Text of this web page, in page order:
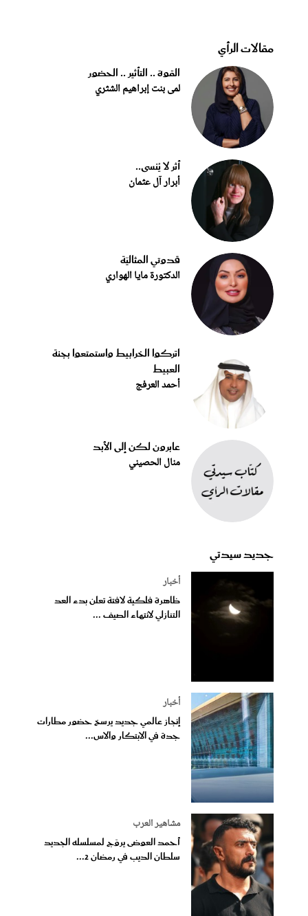
مقالات الرأي
القوة .. التأثير .. الحضور
لمى بنت إبراهيم الشثري
أثر لا يُنسى..
أبرار آل عثمان
قدوتي المثاليّة
الدكتورة مايا الهواري
اتركوا الخرابيط واستمتعوا بجنة
العبيط
أحمد العرفج
عابرون لكن إلى الأبد
منال الحصيني
جديد سيدتي
أخبار
ظاهرة فلكية لافتة تعلن بدء العد
التنازلي لانتهاء الصيف ...
أخبار
إنجاز عالمي جديد يرسخ حضور مطارات
جدة في الابتكار والاس...
مشاهير العرب
أحمد العوضى يروّج لمسلسله الجديد
سلطان الديب في رمضان 2...